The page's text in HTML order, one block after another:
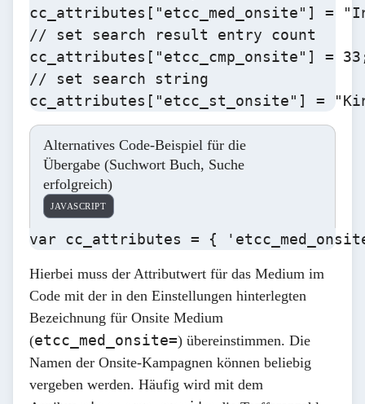
cc_attributes["etcc_med_onsite"] =
// set search result entry count
cc_attributes["etcc_cmp_onsite"] =
// set search string
cc_attributes["etcc_st_onsite"] =
Alternatives Code-Beispiel für die
Übergabe (Suchwort Buch, Suche
erfolgreich)
JAVASCRIPT
var cc_attributes = {
Hierbei muss der Attributwert für das Medium im
Code mit der in den Einstellungen hinterlegten
Bezeichnung für Onsite Medium
(etcc_med_onsite=) übereinstimmen. Die
Namen der Onsite-Kampagnen können beliebig
vergeben werden. Häufig wird mit dem